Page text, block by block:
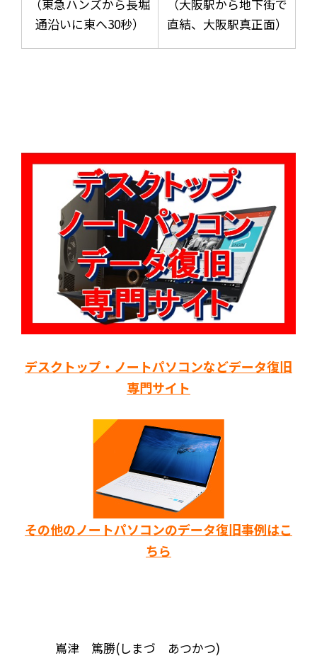
（東急ハンズから長堀
通沿いに東へ30秒）
（大阪駅から地下街で
直結、大阪駅真正面）
デスクトップ・ノートパソコンなどデータ復旧
専門サイト
その他のノートパソコンのデータ復旧事例はこ
ちら
嶌津 篤勝(しまづ あつかつ)